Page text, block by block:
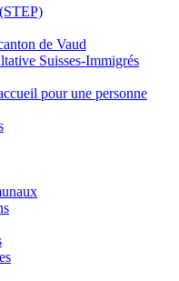
de Vaud
Suisses-Immigrés
pour une personne